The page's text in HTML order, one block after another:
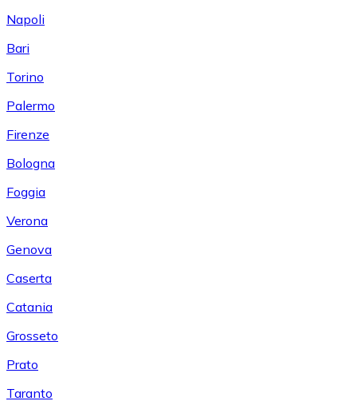
Napoli
Bari
Torino
Palermo
Firenze
Bologna
Foggia
Verona
Genova
Caserta
Catania
Grosseto
Prato
Taranto